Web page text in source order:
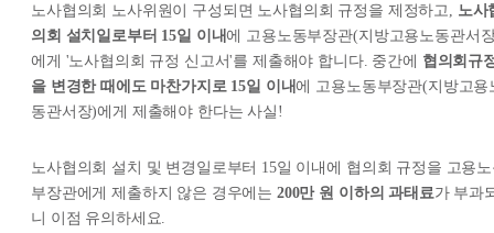
노사협의회 노사위원이 구성되면 노사협의회 규정을 제정하고,
노사
의회 설치일로부터 15일 이내에 고용노동부장관(지방고용노동관서
에게 '노사협의회 규정 신고서'를 제출해야 합니다. 중간에 협의회규
을 변경한 때에도 마찬가지로 15일 이내에 고용노동부장관(지방고용
동관서장)에게 제출해야 한다는 사실!
노사협의회 설치 및 변경일로부터 15일 이내에 협의회 규정을 고용
부장관에게 제출하지 않은 경우에는 200만 원 이하의 과태료가 부과
니 이점 유의하세요.